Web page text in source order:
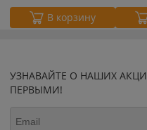
В корзину
УЗНАВАЙТЕ О НАШИХ
ПЕРВЫМИ!